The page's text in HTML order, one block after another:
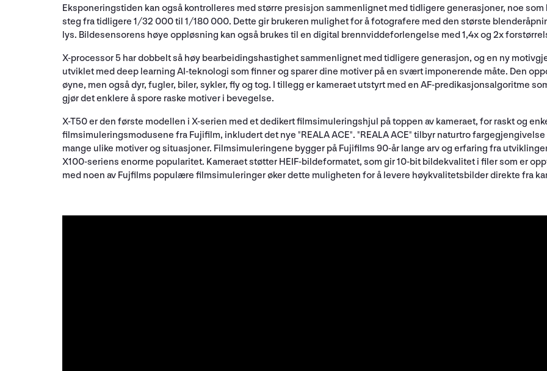
Eksponeringstiden kan også kontrolleres med større presisjon sammenlignet med tidligere generasjoner, noe
steg fra tidligere 1/32 000 til 1/180 000. Dette gir brukeren mulighet for å fotografere med den største
lys. Bildesensorens høye oppløsning kan også brukes til en digital brennviddeforlengelse med 1,4x og 2x
X-processor 5 har dobbelt så høy bearbeidingshastighet sammenlignet med tidligere generasjon, og en ny
utviklet med deep learning AI-teknologi som finner og sparer dine motiver på en svært imponerende måte. Den
øyne, men også dyr, fugler, biler, sykler, fly og tog. I tillegg er kameraet utstyrt med en AF-predikasjonsalgoritme
gjør det enklere å spore raske motiver i bevegelse.
X-T50 er den første modellen i X-serien med et dedikert filmsimuleringshjul på toppen av kameraet, for raskt og
filmsimuleringsmodusene fra Fujifilm, inkludert det nye "REALA ACE". "REALA ACE" tilbyr naturtro
mange ulike motiver og situasjoner. Filmsimuleringene bygger på Fujifilms 90-år lange arv og erfaring fra
X100-seriens enorme popularitet. Kameraet støtter HEIF-bildeformatet, som gir 10-bit bildekvalitet i filer som er
med noen av Fujfilms populære filmsimuleringer øker dette muligheten for å levere høykvalitetsbilder direkte fra